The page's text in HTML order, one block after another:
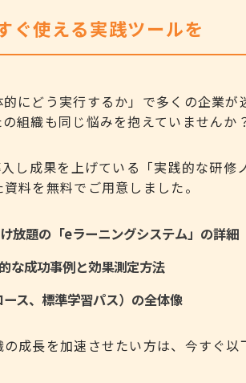
ぐ使える実践ツールを
にどう実行するか」で多くの企業が
組織も同じ悩みを抱えていませんか
し成果を上げている「実践的な研修
料を無料でご用意しました。
放題の「eラーニングシステム」の詳細
な成功事例と効果測定方法
ス、標準学習パス）の全体像
成長を加速させたい方は、今すぐ以